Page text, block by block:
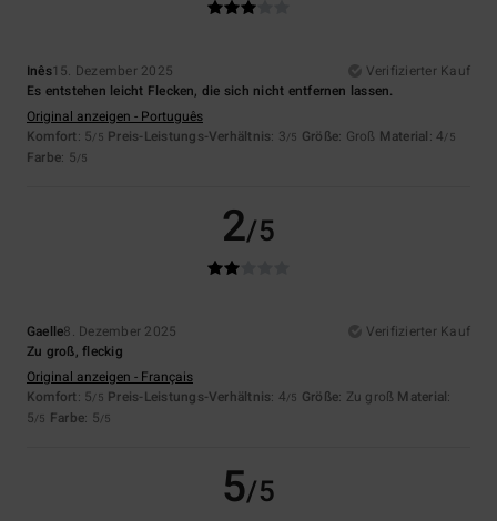
Inês15. Dezember 2025
Verifizierter Kauf
Es entstehen leicht Flecken, die sich nicht entfernen lassen.
Original anzeigen - Português
Komfort: 5/5 Preis-Leistungs-Verhältnis: 3/5 Größe: Groß Material: 4/5
Farbe: 5/5
2/5
Gaelle8. Dezember 2025
Verifizierter Kauf
Zu groß, fleckig
Original anzeigen - Français
Komfort: 5/5 Preis-Leistungs-Verhältnis: 4/5 Größe: Zu groß Material:
5/5 Farbe: 5/5
5/5